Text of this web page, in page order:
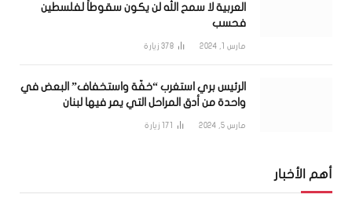
العربية لا سمح الله لن يكون سقوطاً لفلسطين
فحسب
مارس 1, 2024 378 زيارة
الرئيس بري استغرب “خفّة واستخفاف” البعض في
واحدة من أدق المراحل التي يمر فيها لبنان
مارس 5, 2024 171 زيارة
أهم الأخبار